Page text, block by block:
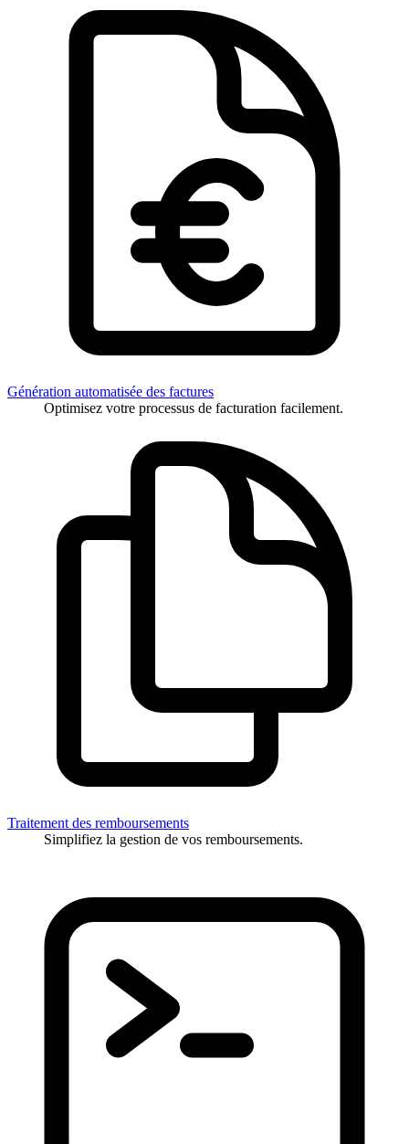
Génération automatisée des factures
Optimisez votre processus de facturation facilement.
Traitement des remboursements
Simplifiez la gestion de vos remboursements.